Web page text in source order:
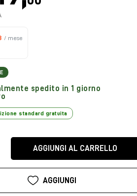
/ mese
spedito in 1 giorno
standard gratuita
AGGIUNGI AL CARRELLO
AGGIUNGI